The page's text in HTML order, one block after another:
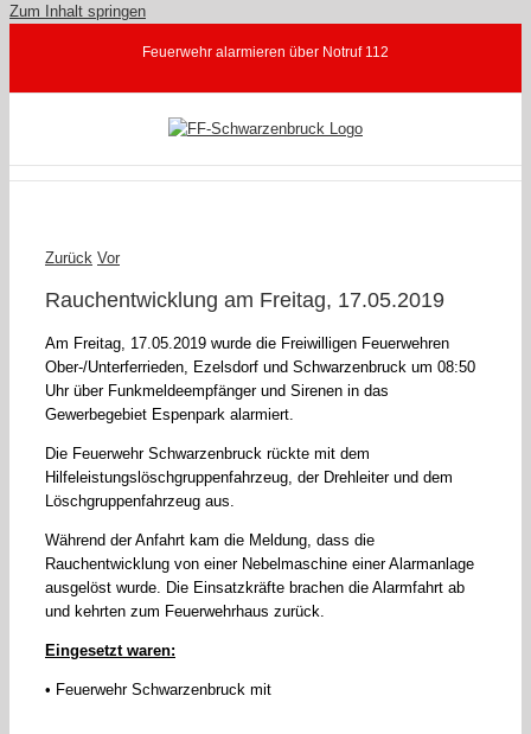
Zum Inhalt springen
Feuerwehr alarmieren über Notruf 112
Zurück Vor
Rauchentwicklung am Freitag, 17.05.2019
Am Freitag, 17.05.2019 wurde die Freiwilligen Feuerwehren
Ober-/Unterferrieden, Ezelsdorf und Schwarzenbruck um 08:50
Uhr über Funkmeldeempfänger und Sirenen in das
Gewerbegebiet Espenpark alarmiert.
Die Feuerwehr Schwarzenbruck rückte mit dem
Hilfeleistungslöschgruppenfahrzeug, der Drehleiter und dem
Löschgruppenfahrzeug aus.
Während der Anfahrt kam die Meldung, dass die
Rauchentwicklung von einer Nebelmaschine einer Alarmanlage
ausgelöst wurde. Die Einsatzkräfte brachen die Alarmfahrt ab
und kehrten zum Feuerwehrhaus zurück.
Eingesetzt waren:
• Feuerwehr Schwarzenbruck mit